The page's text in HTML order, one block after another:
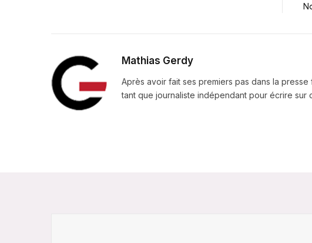
Mathias Gerdy
Après avoir fait ses premiers pas dans la
tant que journaliste indépendant pour écrire sur